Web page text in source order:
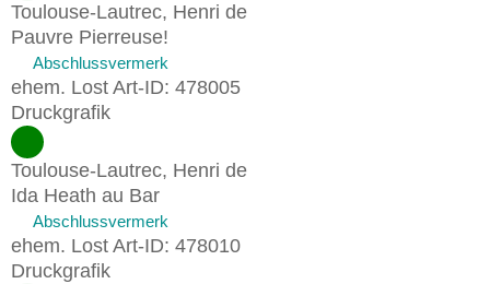
Toulouse-Lautrec, Henri de
Pauvre Pierreuse!
Abschlussvermerk
ehem. Lost Art-ID: 478005
Druckgrafik
Toulouse-Lautrec, Henri de
Ida Heath au Bar
Abschlussvermerk
ehem. Lost Art-ID: 478010
Druckgrafik